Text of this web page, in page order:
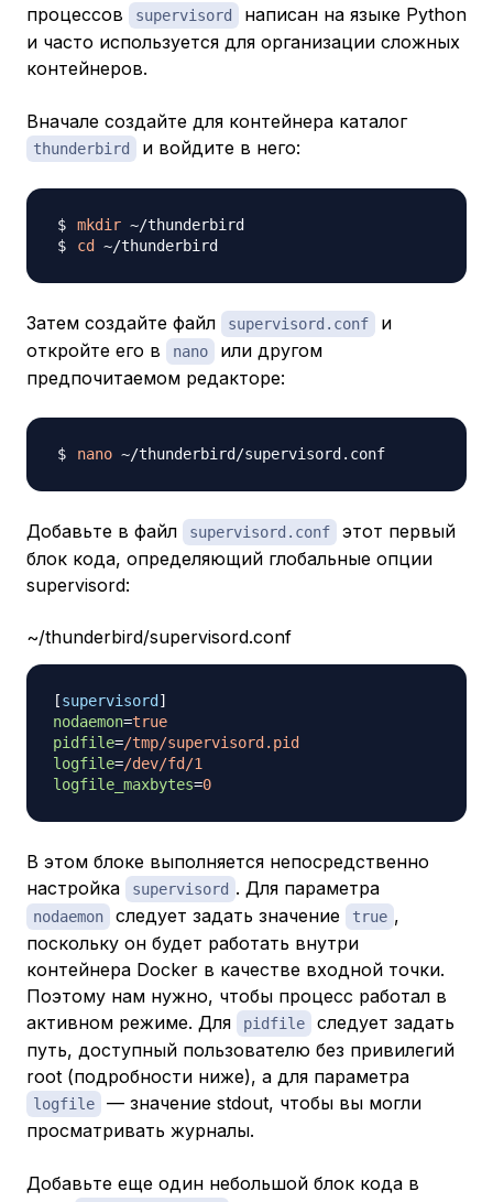
процессов
supervisord
написан на языке Python
и часто используется для организации сложных
контейнеров.
Вначале создайте для контейнера каталог
thunderbird и войдите в него:
mkdir
cd
Затем создайте файл supervisord.conf
и
откройте его в
nano
или другом
предпочитаемом редакторе:
nano
Добавьте в файл supervisord.conf
этот первый
блок кода, определяющий глобальные опции
supervisord:
~/thunderbird/supervisord.conf
[supervisord ]
nodaemon=true
pidfile=/tmp/supervisord.pid
logfile=/dev/fd/1
logfile_maxbytes=0
В этом блоке выполняется непосредственно
настройка
supervisord . Для параметра
nodaemon следует задать значение true ,
поскольку он будет работать внутри
контейнера Docker в качестве входной точки.
Поэтому нам нужно, чтобы процесс работал в
активном режиме. Для
pidfile
следует задать
путь, доступный пользователю без привилегий
root (подробности ниже), а для параметра
logfile
— значение stdout, чтобы вы могли
просматривать журналы.
Добавьте еще один небольшой блок кода в